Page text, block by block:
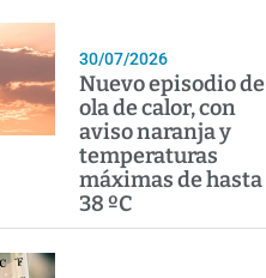
30/07/2026
Nuevo episodio de
ola de calor, con
aviso naranja y
temperaturas
máximas de hasta
38 ºC